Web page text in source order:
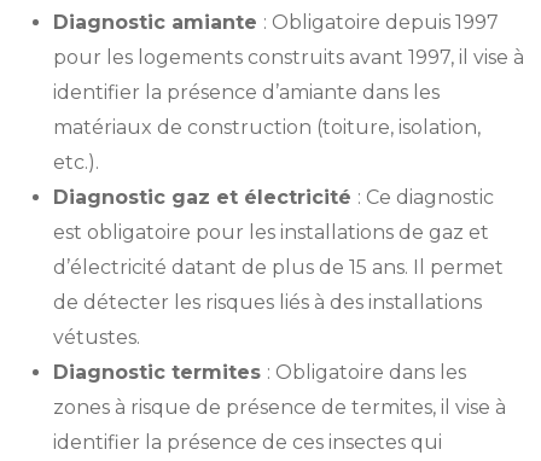
Diagnostic amiante : Obligatoire depuis 1997
pour les logements construits avant 1997, il vise à
identifier la présence d’amiante dans les
matériaux de construction (toiture, isolation,
etc.).
Diagnostic gaz et électricité : Ce diagnostic
est obligatoire pour les installations de gaz et
d’électricité datant de plus de 15 ans. Il permet
de détecter les risques liés à des installations
vétustes.
Diagnostic termites : Obligatoire dans les
zones à risque de présence de termites, il vise à
identifier la présence de ces insectes qui